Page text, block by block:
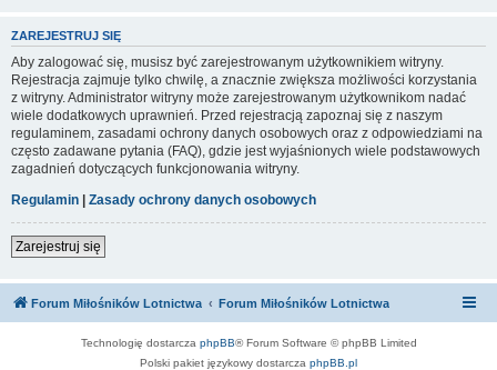
ZAREJESTRUJ SIĘ
Aby zalogować się, musisz być zarejestrowanym użytkownikiem witryny.
Rejestracja zajmuje tylko chwilę, a znacznie zwiększa możliwości korzystania
z witryny. Administrator witryny może zarejestrowanym użytkownikom nadać
wiele dodatkowych uprawnień. Przed rejestracją zapoznaj się z naszym
regulaminem, zasadami ochrony danych osobowych oraz z odpowiedziami na
często zadawane pytania (FAQ), gdzie jest wyjaśnionych wiele podstawowych
zagadnień dotyczących funkcjonowania witryny.
Regulamin | Zasady ochrony danych osobowych
Zarejestruj się
Forum Miłośników Lotnictwa Forum Miłośników Lotnictwa
Technologię dostarcza phpBB® Forum Software © phpBB Limited
Polski pakiet językowy dostarcza phpBB.pl